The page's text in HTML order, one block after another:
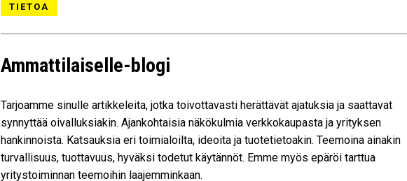
TIETOA
Ammattilaiselle-blogi
Tarjoamme sinulle artikkeleita, jotka toivottavasti herättävät ajatuksia ja saattavat
synnyttää oivalluksiakin. Ajankohtaisia näkökulmia verkkokaupasta ja yrityksen
hankinnoista. Katsauksia eri toimialoilta, ideoita ja tuotetietoakin. Teemoina ainakin
turvallisuus, tuottavuus, hyväksi todetut käytännöt. Emme myös epäröi tarttua
yritystoiminnan teemoihin laajemminkaan.